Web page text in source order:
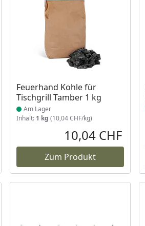
Feuerhand Kohle für
Tischgrill Tamber 1 kg
Produkt am Lager
Am Lager
Inhalt: 1 kg (10,04 CHF/kg)
10,04 CHF
Zum Produkt